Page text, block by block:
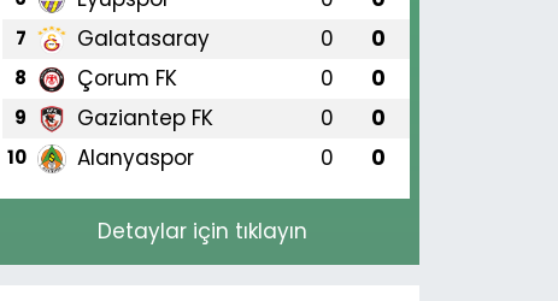
7 Galatasaray 0 0
8 Çorum FK 0 0
9 Gaziantep FK 0 0
10 Alanyaspor 0 0
Detaylar için tıklayın